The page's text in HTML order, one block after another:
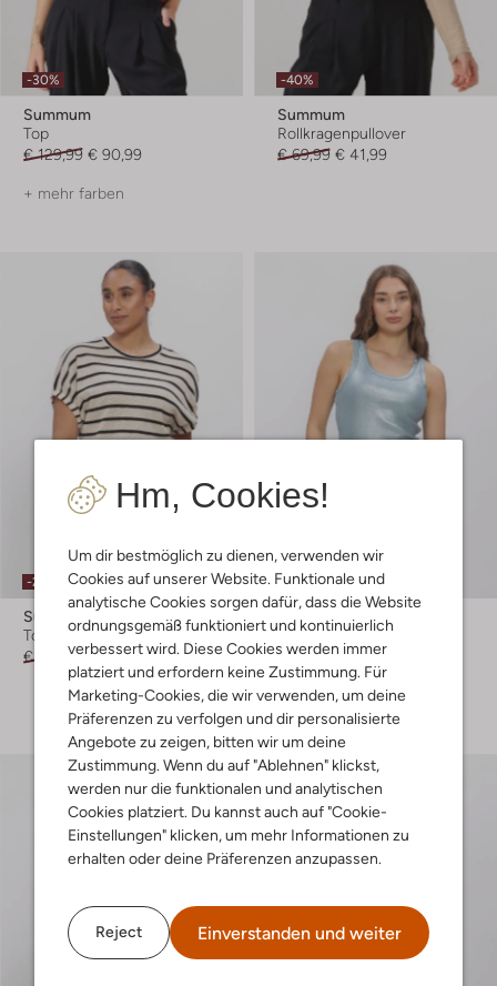
Hm, Cookies!
Um dir bestmöglich zu dienen, verwenden wir
Cookies auf unserer Website. Funktionale und
analytische Cookies sorgen dafür, dass die Website
ordnungsgemäß funktioniert und kontinuierlich
verbessert wird. Diese Cookies werden immer
platziert und erfordern keine Zustimmung. Für
Marketing-Cookies, die wir verwenden, um deine
Präferenzen zu verfolgen und dir personalisierte
Angebote zu zeigen, bitten wir um deine
Zustimmung. Wenn du auf "Ablehnen" klickst,
werden nur die funktionalen und analytischen
Cookies platziert. Du kannst auch auf "Cookie-
Einstellungen" klicken, um mehr Informationen zu
erhalten oder deine Präferenzen anzupassen.
Reject Einverstanden und weiter
-30%
Summum
Top
€ 129,99 € 90,99
+ mehr farben
-40%
Summum
Rollkragenpullover
€ 69,99 € 41,99
-20%
Summum
Top
€ 99,99 € 79,99
-20%
Summum
Top
€ 69,99 € 55,99
+ mehr farben